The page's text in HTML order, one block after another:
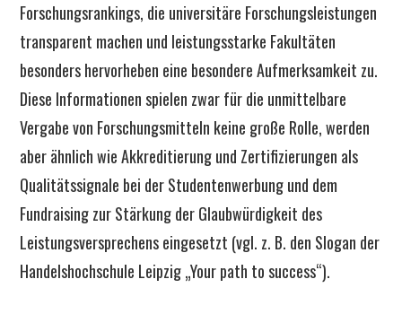
Forschungsrankings, die universitäre Forschungsleistungen
transparent machen und leistungsstarke Fakultäten
besonders hervorheben eine besondere Aufmerksamkeit zu.
Diese Informationen spielen zwar für die unmittelbare
Vergabe von Forschungsmitteln keine große Rolle, werden
aber ähnlich wie Akkreditierung und Zertifizierungen als
Qualitätssignale bei der Studentenwerbung und dem
Fundraising zur Stärkung der Glaubwürdigkeit des
Leistungsversprechens eingesetzt (vgl. z. B. den Slogan der
Handelshochschule Leipzig „Your path to success“).